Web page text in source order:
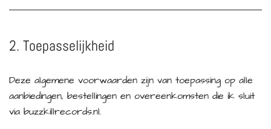
2. Toepasselijkheid
Deze algemene voorwaarden zijn van toepassing op alle
aanbiedingen, bestellingen en overeenkomsten die ik sluit
via buzzkillrecords.nl.